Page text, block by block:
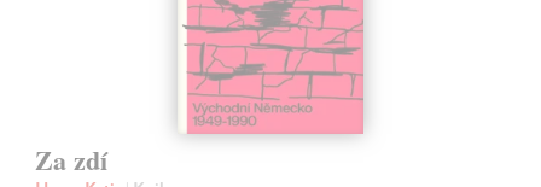
Za zdí